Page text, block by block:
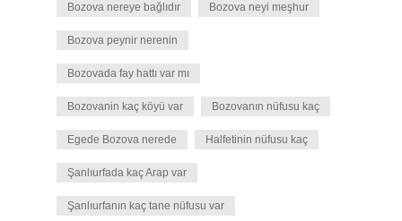
Bozova nereye bağlıdır Bozova neyi meşhur
Bozova peynir nerenin
Bozovada fay hattı var mı
Bozovanin kaç köyü var Bozovanın nüfusu kaç
Egede Bozova nerede Halfetinin nüfusu kaç
Şanlıurfada kaç Arap var
Şanlıurfanın kaç tane nüfusu var